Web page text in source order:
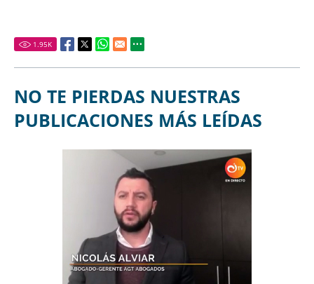
1.95K
NO TE PIERDAS NUESTRAS
PUBLICACIONES MÁS LEÍDAS